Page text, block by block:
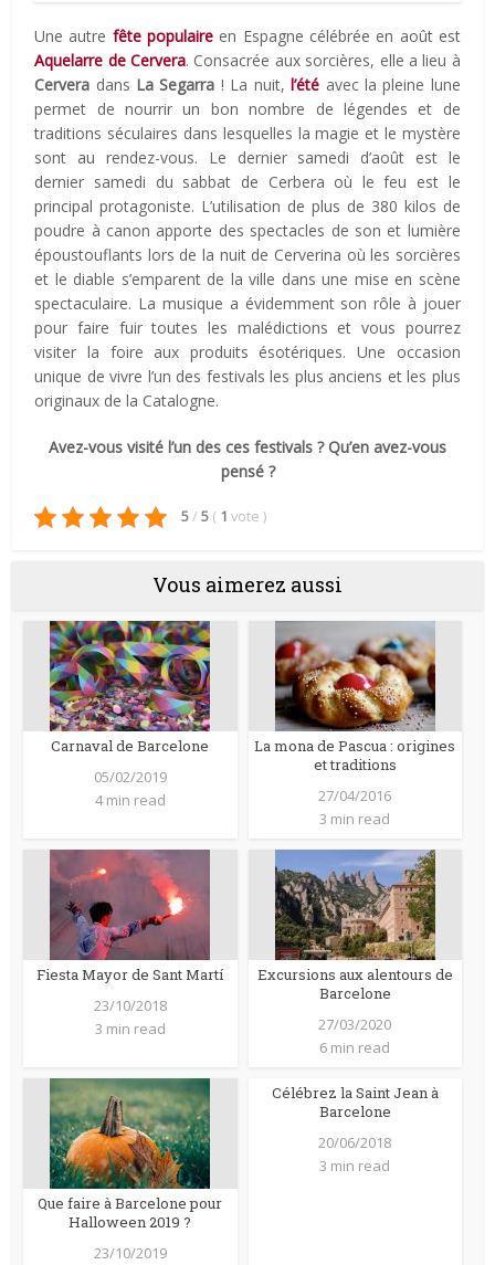
Une autre fête populaire en Espagne célébrée en août est
Aquelarre de Cervera. Consacrée aux sorcières, elle a lieu à
Cervera dans La Segarra ! La nuit, l’été avec la pleine lune
permet de nourrir un bon nombre de légendes et de
traditions séculaires dans lesquelles la magie et le mystère
sont au rendez-vous. Le dernier samedi d’août est le
dernier samedi du sabbat de Cerbera où le feu est le
principal protagoniste. L’utilisation de plus de 380 kilos de
poudre à canon apporte des spectacles de son et lumière
époustouflants lors de la nuit de Cerverina où les sorcières
et le diable s’emparent de la ville dans une mise en scène
spectaculaire. La musique a évidemment son rôle à jouer
pour faire fuir toutes les malédictions et vous pourrez
visiter la foire aux produits ésotériques. Une occasion
unique de vivre l’un des festivals les plus anciens et les plus
originaux de la Catalogne.
Avez-vous visité l’un des ces festivals ? Qu’en avez-vous
pensé ?
5/ 5 ( 1 vote )
Vous aimerez aussi
Carnaval de Barcelone
05/02/2019
4 min read
La mona de Pascua : origines
et traditions
27/04/2016
3 min read
Fiesta Mayor de Sant Martí
23/10/2018
3 min read
Excursions aux alentours de
Barcelone
27/03/2020
6 min read
Que faire à Barcelone pour
Halloween 2019 ?
23/10/2019
Célébrez la Saint Jean à
Barcelone
20/06/2018
3 min read